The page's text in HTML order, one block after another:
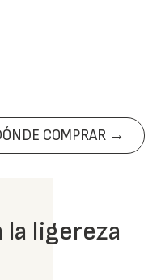
COMPRAR →
la ligereza